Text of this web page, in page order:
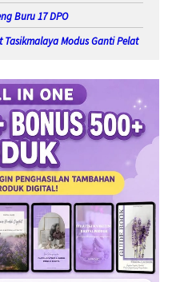
Buru 17 DPO
Modus Ganti Pelat